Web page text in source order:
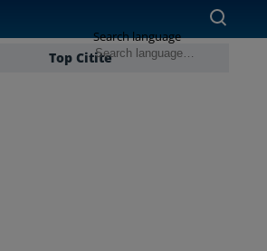
Top Citite
Search language